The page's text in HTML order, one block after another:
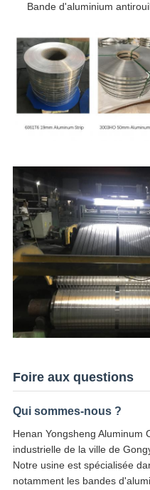
Bande d'aluminium
Foire aux questions
Qui sommes-nous ?
Henan Yongsheng Aluminum
industrielle de la ville de
Notre usine est spécialisée
notamment les bandes